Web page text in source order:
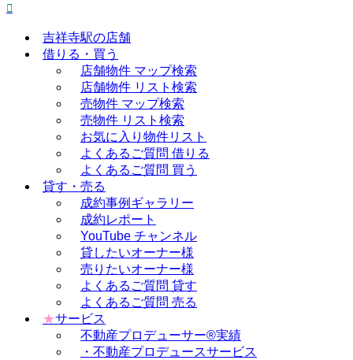
吉祥寺駅の店舗
借りる・買う
店舗物件 マップ検索
店舗物件 リスト検索
売物件 マップ検索
売物件 リスト検索
お気に入り物件リスト
よくあるご質問 借りる
よくあるご質問 買う
貸す・売る
成約事例ギャラリー
成約レポート
YouTube チャンネル
貸したいオーナー様
売りたいオーナー様
よくあるご質問 貸す
よくあるご質問 売る
★サービス
不動産プロデューサー®実績
・不動産プロデュースサービス